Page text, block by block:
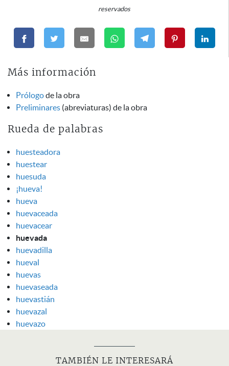
reservados
Más información
Prólogode la obra
Preliminares (abreviaturas) de la obra
Rueda de palabras
huesteadora
huestear
huesuda
¡hueva!
hueva
huevaceada
huevacear
huevada
huevadilla
hueval
huevas
huevaseada
huevastián
huevazal
huevazo
TAMBIÉN LE INTERESARÁ